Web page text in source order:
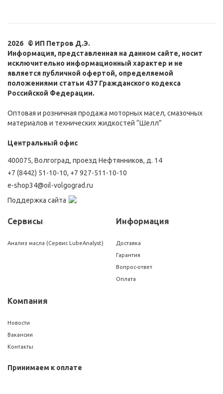
2026 © ИП Петров Д.Э.
Информация, представленная на данном сайте, носит
исключительно информационный характер и не
является публичной офертой, определяемой
положениями статьи 437 Гражданского кодекса
Российской Федерации.
Оптовая и розничная продажа моторных масел, смазочных
материалов и технических жидкостей “Шелл”
Центральный офис
400075, Волгоград, проезд Нефтянников, д. 14
+7 (8442) 51-10-10, +7 927-511-10-10
e-shop34@oil-volgograd.ru
Поддержка сайта
Сервисы
Анализ масла (Сервис LubeAnalyst)
Информация
Доставка
Гарантия
Вопрос-ответ
Оплата
Компания
Новости
Вакансии
Контакты
Принимаем к оплате